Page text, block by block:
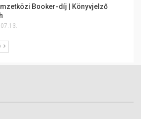
Booker-díj | Könyvjelző